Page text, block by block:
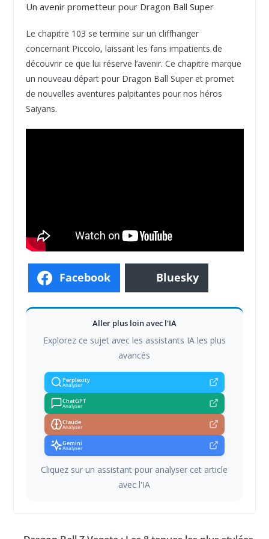
Un avenir prometteur pour Dragon Ball Super
Le chapitre 103 se termine sur un cliffhanger
concernant Piccolo, laissant les fans impatients de
découvrir ce que lui réserve l’avenir. Ce chapitre marque
un nouveau départ pour Dragon Ball Super et promet
de nouvelles aventures palpitantes pour nos héros
Saiyans.
Facebook Bluesky
Aller plus loin avec l'IA
Explorez ce sujet avec les assistants IA les plus
avancés
Perplexity
Analyser
ChatGPT
Analyser
Claude
Analyser
Gemini
Analyser
Cliquez sur un assistant pour analyser cet article
avec l'IA